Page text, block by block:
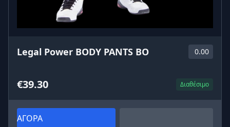
Legal Power BODY PANTS BO 0.00
€39.30 Διαθέσιμο
ΑΓΟΡΑ